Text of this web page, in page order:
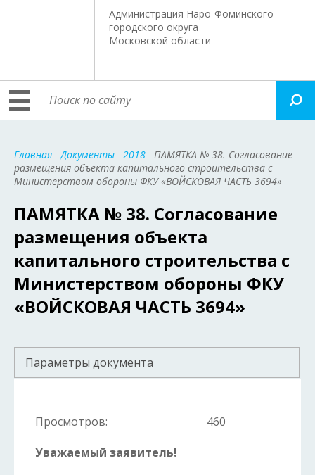
Администрация Наро-Фоминского
городского округа
Московской области
Главная -Документы - 2018 - ПАМЯТКА № 38. Согласование
размещения объекта капитального строительства с
Министерством обороны ФКУ «ВОЙСКОВАЯ ЧАСТЬ 3694»
ПАМЯТКА № 38. Согласование
размещения объекта
капитального строительства с
Министерством обороны ФКУ
«ВОЙСКОВАЯ ЧАСТЬ 3694»
Параметры документа
Просмотров:
460
Уважаемый заявитель!